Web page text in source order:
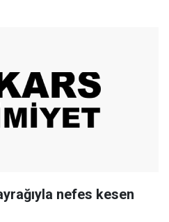
nefes kesen